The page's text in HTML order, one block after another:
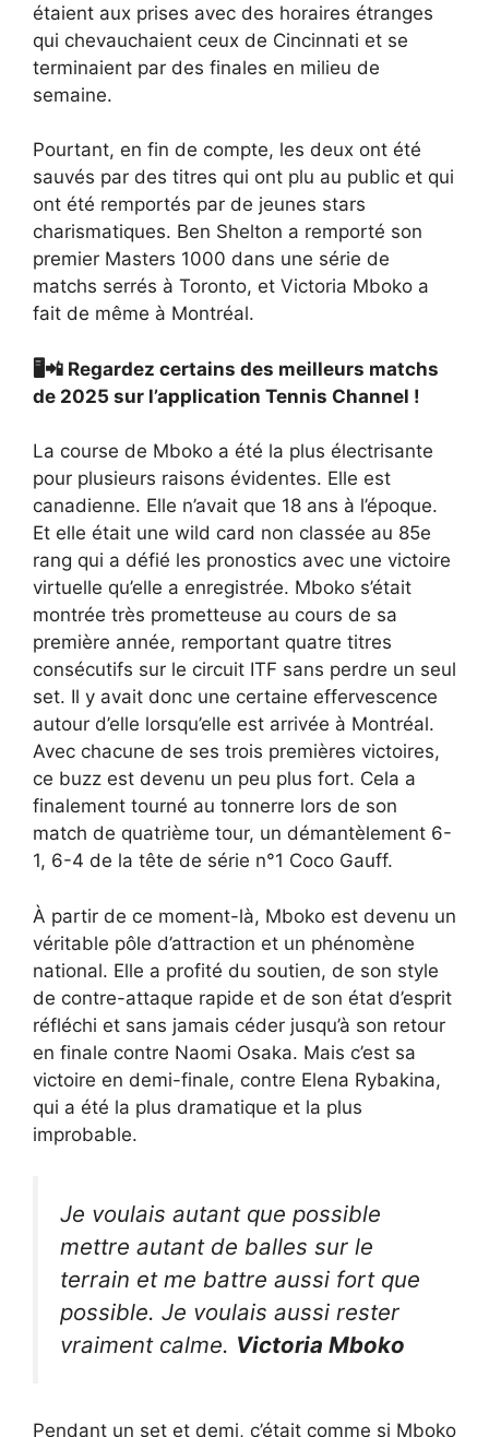
étaient aux prises avec des horaires étranges
qui chevauchaient ceux de Cincinnati et se
terminaient par des finales en milieu de
semaine.
Pourtant, en fin de compte, les deux ont été
sauvés par des titres qui ont plu au public et qui
ont été remportés par de jeunes stars
charismatiques. Ben Shelton a remporté son
premier Masters 1000 dans une série de
matchs serrés à Toronto, et Victoria Mboko a
fait de même à Montréal.
🖥️📲 Regardez certains des meilleurs matchs
de 2025 sur l’application Tennis Channel !
La course de Mboko a été la plus électrisante
pour plusieurs raisons évidentes. Elle est
canadienne. Elle n’avait que 18 ans à l’époque.
Et elle était une wild card non classée au 85e
rang qui a défié les pronostics avec une victoire
virtuelle qu’elle a enregistrée. Mboko s’était
montrée très prometteuse au cours de sa
première année, remportant quatre titres
consécutifs sur le circuit ITF sans perdre un seul
set. Il y avait donc une certaine effervescence
autour d’elle lorsqu’elle est arrivée à Montréal.
Avec chacune de ses trois premières victoires,
ce buzz est devenu un peu plus fort. Cela a
finalement tourné au tonnerre lors de son
match de quatrième tour, un démantèlement 6-
1, 6-4 de la tête de série n°1 Coco Gauff.
À partir de ce moment-là, Mboko est devenu un
véritable pôle d’attraction et un phénomène
national. Elle a profité du soutien, de son style
de contre-attaque rapide et de son état d’esprit
réfléchi et sans jamais céder jusqu’à son retour
en finale contre Naomi Osaka. Mais c’est sa
victoire en demi-finale, contre Elena Rybakina,
qui a été la plus dramatique et la plus
improbable.
Je voulais autant que possible
mettre autant de balles sur le
terrain et me battre aussi fort que
possible. Je voulais aussi rester
vraiment calme. Victoria Mboko
Pendant un set et demi, c’était comme si Mboko